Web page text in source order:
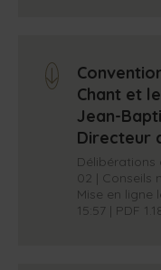
arrow_down
Chant et
Jean-
Directeur
Délibérations
02 | Conseils
Mise en ligne
15:57 | PDF